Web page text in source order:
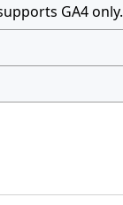
GA4 only.